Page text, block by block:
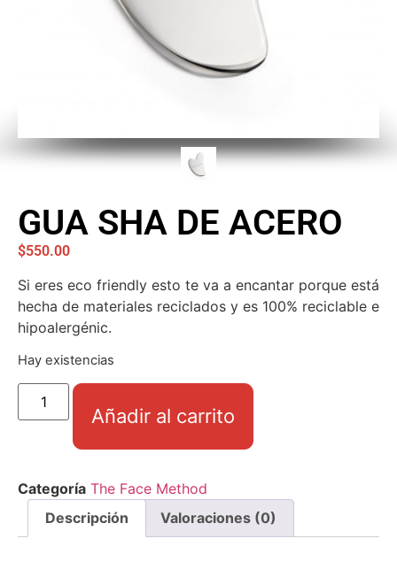
GUA SHA DE ACERO
$550.00
Si eres eco friendly esto te va a encantar porque está
hecha de materiales reciclados y es 100% reciclable e
hipoalergénic.
Hay existencias
Añadir al carrito
Categoría The Face Method
Descripción
Valoraciones (0)